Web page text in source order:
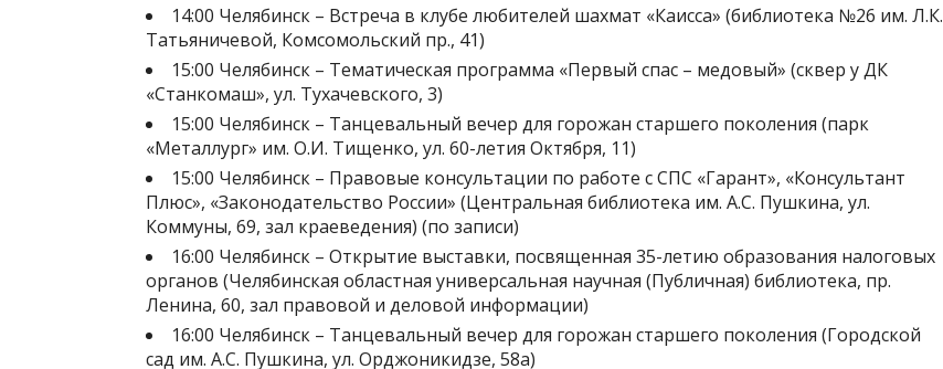
14:00 Челябинск – Встреча в клубе любителей шахмат «Каисса» (библиотека №26 им. Л.К.
Татьяничевой, Комсомольский пр., 41)
15:00 Челябинск – Тематическая программа «Первый спас – медовый» (сквер у ДК
«Станкомаш», ул. Тухачевского, 3)
15:00 Челябинск – Танцевальный вечер для горожан старшего поколения (парк
«Металлург» им. О.И. Тищенко, ул. 60-летия Октября, 11)
15:00 Челябинск – Правовые консультации по работе с СПС «Гарант», «Консультант
Плюс», «Законодательство России» (Центральная библиотека им. А.С. Пушкина, ул.
Коммуны, 69, зал краеведения) (по записи)
16:00 Челябинск – Открытие выставки, посвященная 35-летию образования налоговых
органов (Челябинская областная универсальная научная (Публичная) библиотека, пр.
Ленина, 60, зал правовой и деловой информации)
16:00 Челябинск – Танцевальный вечер для горожан старшего поколения (Городской
сад им. А.С. Пушкина, ул. Орджоникидзе, 58а)